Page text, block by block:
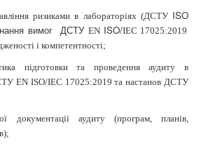
ризиками в лабораторіях (ДСТУ ISO
вимог ДСТУEN ISO/IEC 17025:2019
і компетентності;
підготовки та проведення аудиту в
EN ISO/IEC 17025:2019 та настанов ДСТУ
документації аудиту (програм, планів,